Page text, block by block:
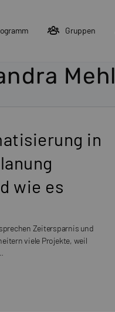
Gruppen
Mehl
in
wie es
Zeitersparnis und
viele Projekte, weil